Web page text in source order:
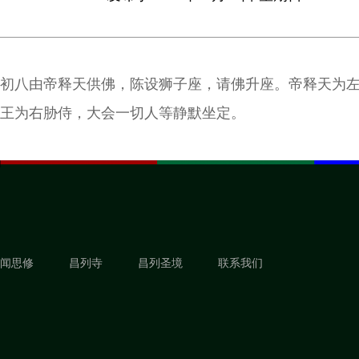
初八由帝释天供佛，陈设狮子座，请佛升座。帝释天为
王为右胁侍，大会一切人等静默坐定。
闻思修 昌列寺 昌列圣境 联系我们